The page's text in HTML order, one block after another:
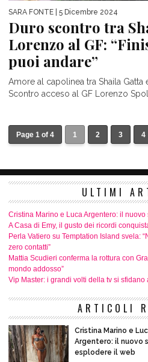
SARA FONTE | 5 Dicembre 2024
Duro scontro tra
Lorenzo al GF:
puoi andare”
Amore al capolinea tra Shaila
Scontro acceso al GF Lorenzo
Page 1 of 4 1 2 3 4
ULTIMI
Cristina Marino e Luca Argentero: il
A Casa di Emy, il gusto dei ricordi
Perla Vatiero su Temptation Island svela:
zero contatti”
Mattia Scudieri conferma la rottura con
mondo addosso”
Vip Master: i grandi volti della tv si sfidano
ARTICOLI
Cristina Marino e
Argentero: il nuovo
esplodere il web